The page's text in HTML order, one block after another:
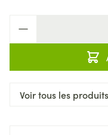
Voir tous les